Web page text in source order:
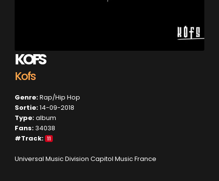
KOFS
Kofs
Genre:Rap/Hip Hop
Sortie:14-09-2018
Type:album
Fans:34038
#Track: 11
Universal Music Division Capitol Music France